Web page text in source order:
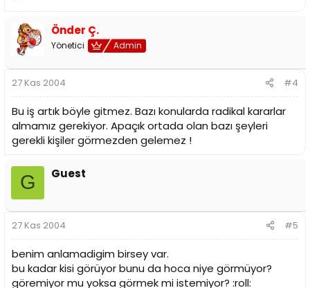
Önder Ç.
Yönetici Admin
27 Kas 2004 #4
Bu iş artık böyle gitmez. Bazı konularda radikal kararlar
almamız gerekiyor. Apaçık ortada olan bazı şeyleri
gerekli kişiler görmezden gelemez !
G Guest
27 Kas 2004 #5
benim anlamadigim birsey var.
bu kadar kisi görüyor bunu da hoca niye görmüyor?
göremiyor mu yoksa görmek mi istemiyor? :roll: